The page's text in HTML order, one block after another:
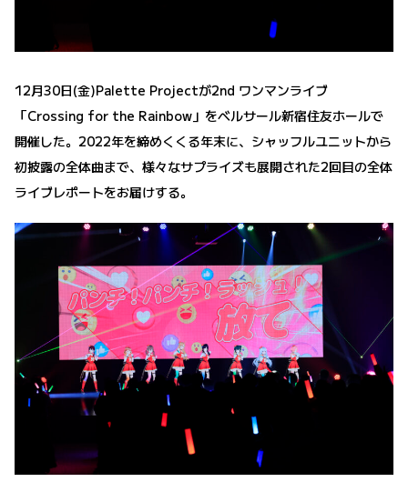
12月30日(金)Palette Projectが2nd ワンマンライブ
「Crossing for the Rainbow」をベルサール新宿住友ホールで
開催した。2022年を締めくくる年末に、シャッフルユニットから
初披露の全体曲まで、様々なサプライズも展開された2回目の全体
ライブレポートをお届けする。